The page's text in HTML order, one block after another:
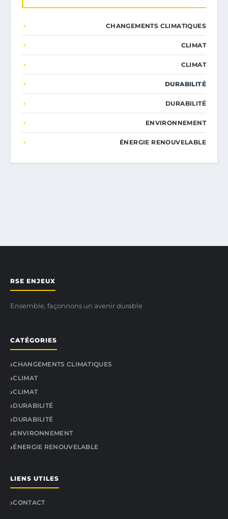
CHANGEMENTS CLIMATIQUES
CLIMAT
CLIMAT
DURABILITÉ
DURABILITÉ
ENVIRONNEMENT
ÉNERGIE RENOUVELABLE
RSE ENJEUX
Ensemble, façonnons un avenir durable
CATÉGORIES
CHANGEMENTS CLIMATIQUES
CLIMAT
CLIMAT
DURABILITÉ
DURABILITÉ
ENVIRONNEMENT
ÉNERGIE RENOUVELABLE
LIENS UTILES
CONTACT